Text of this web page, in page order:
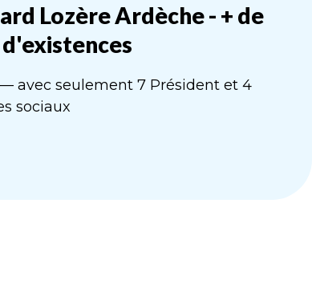
Lozère Ardèche - + de
d'existences
avec seulement 7 Président et 4
sociaux